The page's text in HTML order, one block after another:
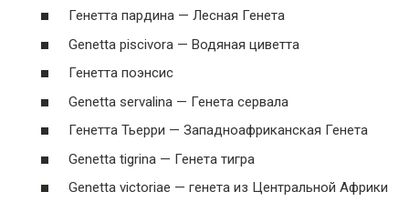
Генетта пардина — Лесная Генета
Genetta piscivora — Водяная циветта
Генетта поэнсис
Genetta servalina — Генета сервала
Генетта Тьерри — Западноафриканская Генета
Genetta tigrina — Генета тигра
Genetta victoriae — генета из Центральной Африки